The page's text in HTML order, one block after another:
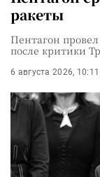
ракеты
Пентагон
после критики
6 августа 2026, 10:11